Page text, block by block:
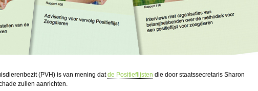
(PVH) is van mening datde Positieflijsten die door staatssecretaris Sharon
zullen aanrichten.